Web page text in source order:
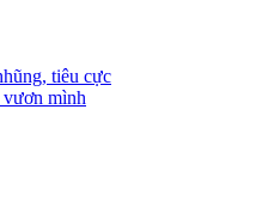
tiêu cực
mình